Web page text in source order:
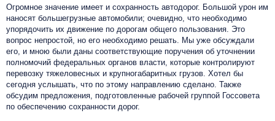
Огромное значение имеет и сохранность автодорог. Большой урон им
наносят большегрузные автомобили; очевидно, что необходимо
упорядочить их движение по дорогам общего пользования. Это
вопрос непростой, но его необходимо решать. Мы уже обсуждали
его, и мною были даны соответствующие поручения об уточнении
полномочий федеральных органов власти, которые контролируют
перевозку тяжеловесных и крупногабаритных грузов. Хотел бы
сегодня услышать, что по этому направлению сделано. Также
обсудим предложения, подготовленные рабочей группой Госсовета
по обеспечению сохранности дорог.